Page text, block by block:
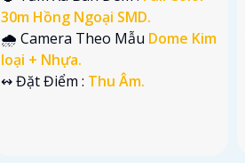
30m Hồng Ngoại SMD.
🌧️ Camera Theo Mẫu Dome Kim
loại + Nhựa.
️↭ Đặt Điểm : Thu Âm.